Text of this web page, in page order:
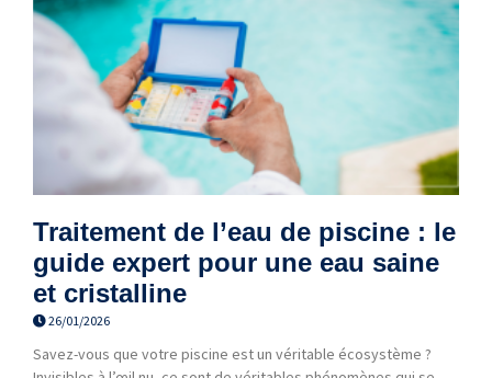
Traitement de l’eau de piscine : le
guide expert pour une eau saine
et cristalline
26/01/2026
Savez-vous que votre piscine est un véritable écosystème ?